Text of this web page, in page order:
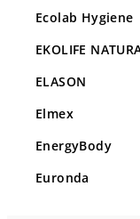
Ecolab Hygiene
EKOLIFE
ELASON
Elmex
EnergyBody
Euronda